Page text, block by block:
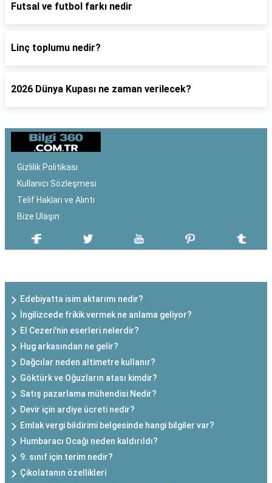
Futsal ve futbol farkı nedir
Linç toplumu nedir?
2026 Dünya Kupası ne zaman verilecek?
Gizlilik Politikası
Kullanıcı Sözleşmesi
Telif Hakları ve Alıntı
Bize Ulaşın
Edebiyatta isim aktarımı nedir?
İngilizcede frikik vermek ne anlama geliyor?
El Cezeri'nin eserleri nelerdir?
Hug arkasından ne gelir?
Dağcılar neden altimetre kullanır?
Göktürk ve Oğuzların atası kimdir?
Satış pazarlama mühendisi Nedir?
Devir için ardiye ücreti nedir?
Emlak vergi bildirimi belgesinde hangi bilgiler var?
Humbaracı Ocağı neden kaldırıldı?
9. sınıf için terim nedir?
Çikolatanın özellikleri